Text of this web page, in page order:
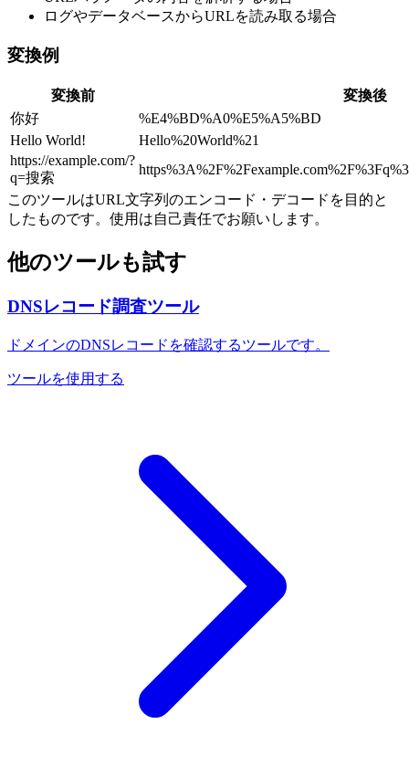
ログやデータベースからURLを読み取る場合
変換例
変換前
変換後
你好
%E4%BD%A0%E5%A5%BD
Hello World!
Hello%20World%21
https://example.com/?
q=搜索
このツールはURL文字列のエンコード・デコードを目的と
したものです。使用は自己責任でお願いします。
他のツールも試す
DNSレコード調査ツール
ドメインのDNSレコードを確認するツールです。
ツールを使用する